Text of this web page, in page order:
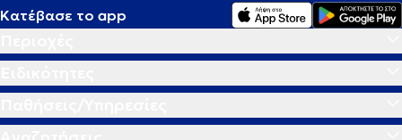
Κατέβασε το app